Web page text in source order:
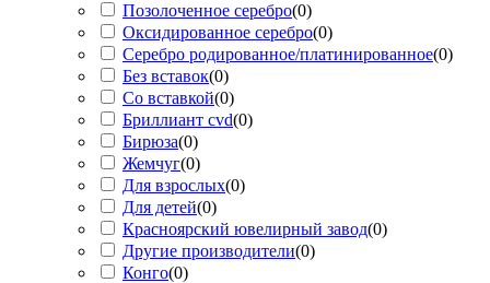
Позолоченное серебро(0)
Оксидированное серебро(0)
Серебро родированное/платинированное(0)
Без вставок(0)
Со вставкой(0)
Бриллиант cvd(0)
Бирюза(0)
Жемчуг(0)
Для взрослых(0)
Для детей(0)
Красноярский ювелирный завод(0)
Другие производители(0)
Конго(0)